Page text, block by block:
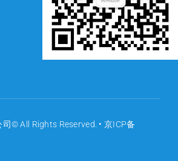
© All Rights Reserved. • 京ICP备